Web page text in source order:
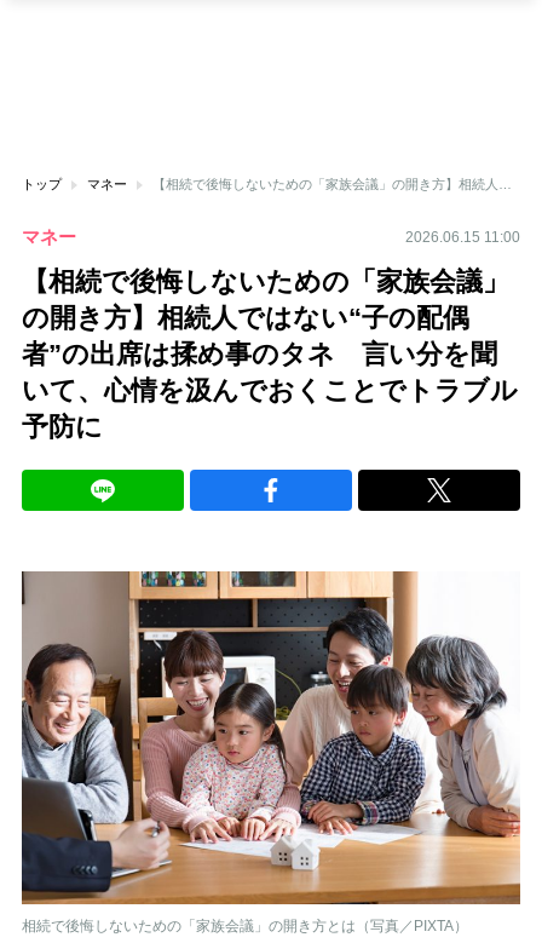
トップ マネー
マネー 2026.06.15 11:00
【相続で後悔しないための「家族会議」
の開き方】相続人ではない“子の配偶
者”の出席は揉め事のタネ 言い分を聞
いて、心情を汲んでおくことでトラブル
予防に
相続で後悔しないための「家族会議」の開き方とは（写真／PIXTA）